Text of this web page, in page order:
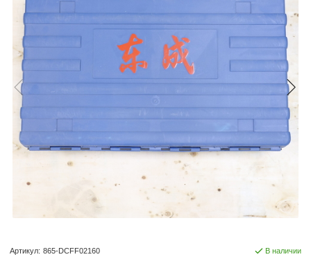
Артикул: 865-DCFF02160 В наличии